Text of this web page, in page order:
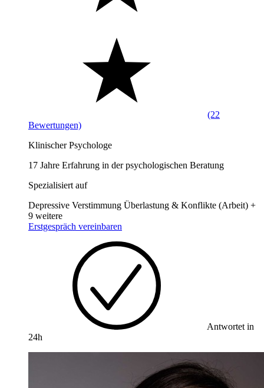
(22
Bewertungen)
Klinischer Psychologe
17 Jahre Erfahrung in der psychologischen Beratung
Spezialisiert auf
Depressive Verstimmung Überlastung & Konflikte (Arbeit) +
9 weitere
Erstgespräch vereinbaren
Antwortet in
24h